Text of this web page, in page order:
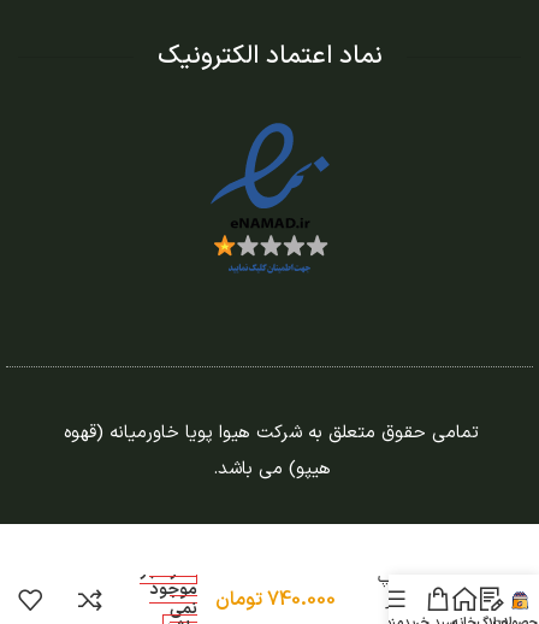
نماد اعتماد الکترونیک
تمامی حقوق متعلق به شرکت هیوا پویا خاورمیانه (قهوه
هیپو) می باشد.
دسته گروپ
اسپرسوساز
740.000تومان
در انبار
موجود
نمی